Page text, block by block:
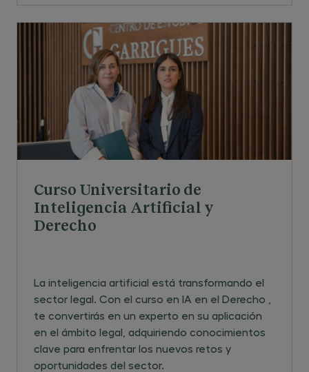
Curso Universitario de
Inteligencia Artificial y
Derecho
La inteligencia artificial está transformando el
sector legal. Con el curso en IA en el Derecho ,
te convertirás en un experto en su aplicación
en el ámbito legal, adquiriendo conocimientos
clave para enfrentar los nuevos retos y
oportunidades del sector.